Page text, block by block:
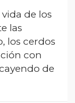
de los
las
los cerdos
con
de